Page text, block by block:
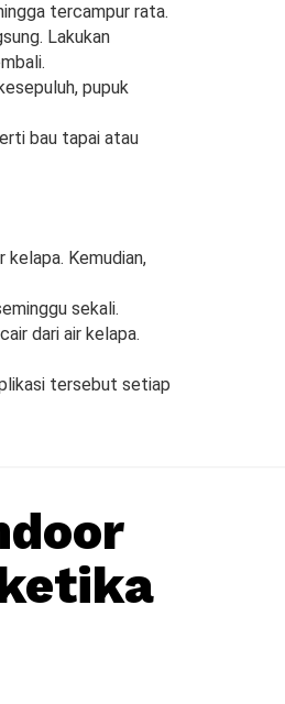
tercampur rata.
Lakukan
pupuk
bau tapai atau
kelapa. Kemudian,
sekali.
dari air kelapa.
tersebut setiap